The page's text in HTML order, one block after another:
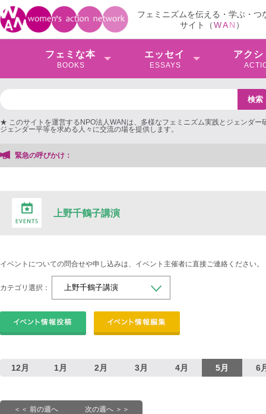
フェミニズムを伝える・学ぶ・つ
サイト（WAN ）
フェミな本
BOOKS
エッセイ
ESSAYS
アクシ
★ このサイトを運営するNPO法人WANは、多様なフェミニズム実践とジェンダー
ジェンダー平等を求める人々に交流の場を提供します。
緊急の呼びかけ：
上野千鶴子講演
イベントについての問合せや申し込みは、イベント主催者に直接ご連絡ください。
カテゴリ選択：
12月 1月 2月 3月 4月 5月 6
＜＜ 前の週へ 次の週へ ＞＞